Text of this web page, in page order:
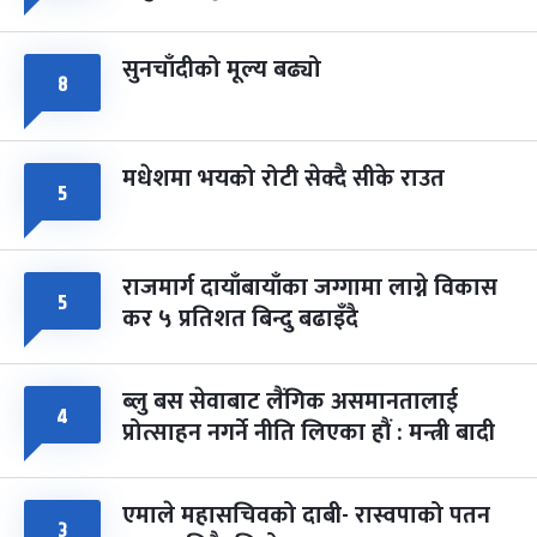
८ सुनचाँदीको मूल्य बढ्यो
५ मधेशमा भयको रोटी सेक्दै सीके राउत
५ राजमार्ग दायाँबायाँका जग्गामा लाग्ने विकास
कर ५ प्रतिशत बिन्दु बढाइँदै
४ ब्लु बस सेवाबाट लैंगिक असमानतालाई
प्रोत्साहन नगर्ने नीति लिएका हौं : मन्त्री बादी
एमाले महासचिवको दाबी- रास्वपाको पतन